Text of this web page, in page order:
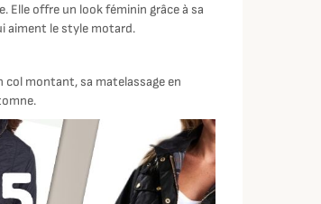
offre un look féminin grâce à sa
aiment le style motard.
montant, sa matelassage en